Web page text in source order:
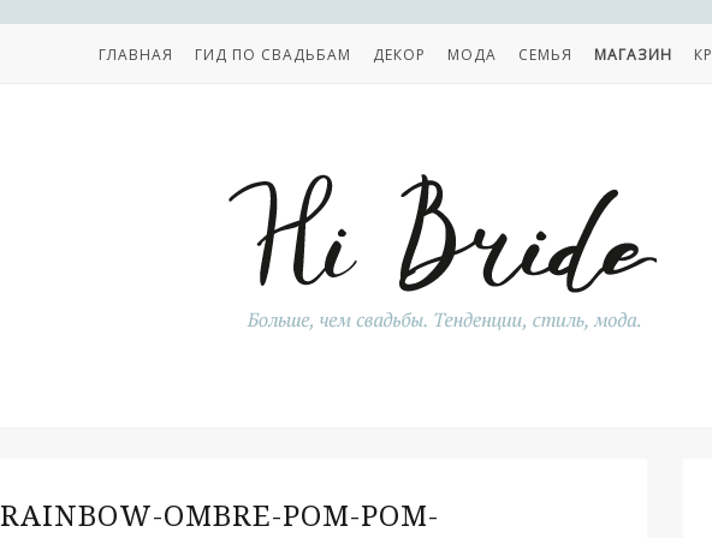
ГЛАВНАЯ ГИД ПО СВАДЬБАМ ДЕКОР МОДА СЕМЬЯ МАГАЗИН
RAINBOW-OMBRE-POM-POM-